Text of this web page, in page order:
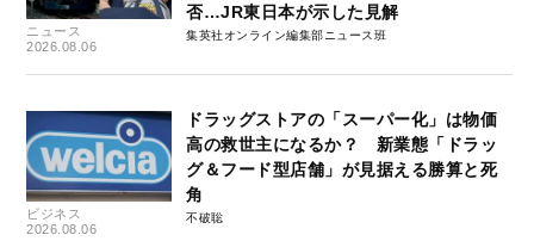
ニュース
2026.08.06
否…JR東日本が示した見解
集英社オンライン編集部ニュース班
ビジネス
2026.08.06
ドラッグストアの「スーパー化」は物価
高の救世主になるか？ 新業態「ドラッ
グ＆フード型店舗」が見据える勝算と死
角
不破聡